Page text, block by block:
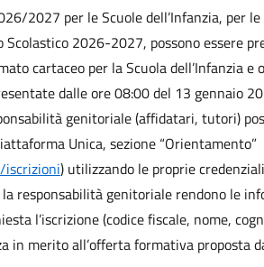
2027 per le Scuole dell’Infanzia, per
Scolastico 2026-2027, possono essere
cartaceo per la Scuola dell’Infanzia e
dalle ore 08:00 del 13 gennaio
genitoriale (affidatari, tutori)
Unica, sezione “Orientamento”
) utilizzando le proprie credenziali
responsabilità genitoriale rendono le
l’iscrizione (codice fiscale, nome,
in merito all’offerta formativa proposta